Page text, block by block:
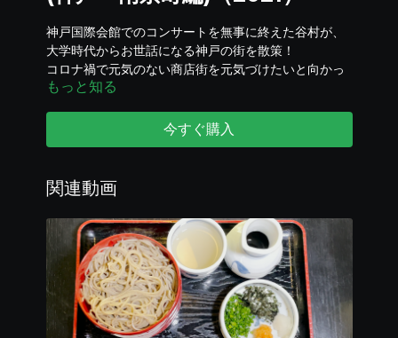
神戸国際会館でのコンサートを無事に終えた谷村が、
大学時代からお世話になる神戸の街を散策！
コロナ禍で元気のない商店街を元気づけたいと向かっ
たのは日本3大中華街のひとつ「南京町」！散策しなが
さらにここは、谷村にとって特別な場所でもあっ
た！！
もっと知る
今すぐ購入
関連動画